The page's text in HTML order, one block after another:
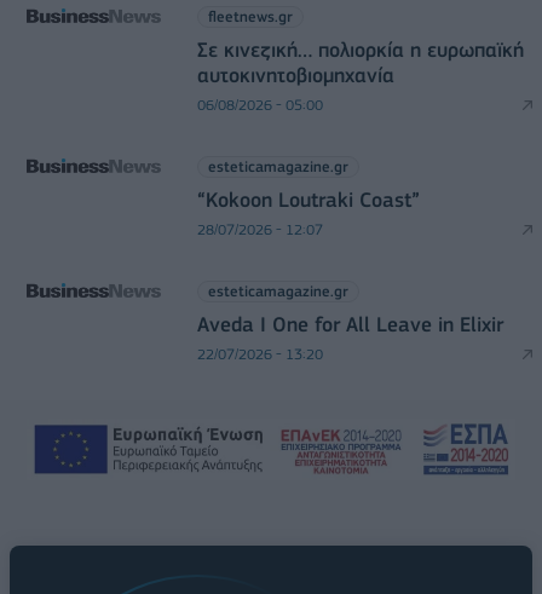
fleetnews.gr
Σε κινεζική… πολιορκία η ευρωπαϊκή
αυτοκινητοβιομηχανία
06/08/2026 - 05:00
esteticamagazine.gr
“Kokoon Loutraki Coast”
28/07/2026 - 12:07
esteticamagazine.gr
Aveda I One for All Leave in Elixir
22/07/2026 - 13:20